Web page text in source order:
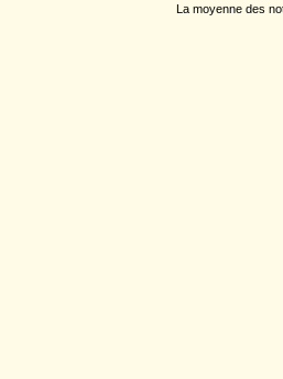
La moyenne des